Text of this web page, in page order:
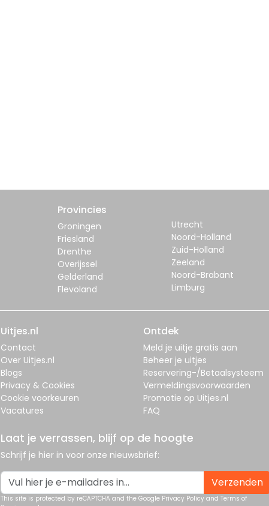
Provincies
Groningen
Friesland
Drenthe
Overijssel
Gelderland
Flevoland
Utrecht
Noord-Holland
Zuid-Holland
Zeeland
Noord-Brabant
Limburg
Uitjes.nl
Contact
Over Uitjes.nl
Blogs
Privacy & Cookies
Cookie voorkeuren
Vacatures
Ontdek
Meld je uitje gratis aan
Beheer je uitjes
Reservering-/Betaalsysteem
Vermeldingsvoorwaarden
Promotie op Uitjes.nl
FAQ
Laat je verrassen, blijf op de hoogte
Schrijf je hier in voor onze nieuwsbrief:
Verzenden
This site is protected by reCAPTCHA and the Google Privacy Policy and Terms of